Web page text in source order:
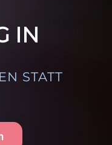
IN
STATT